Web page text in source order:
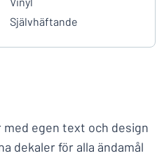
Självhäftande
egen text och design
dekaler för alla ändamål